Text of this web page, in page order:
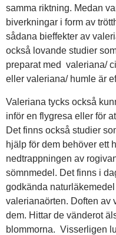
samma riktning. Medan
biverkningar i form av
sådana bieffekter av
också lovande studier
preparat med valeriana/
eller valeriana/ humle är
Valeriana tycks också
inför en flygresa eller för
Det finns också studier
hjälp för dem behöver ett
nedtrappningen av
sömnmedel. Det finns i
godkända
valerianaörten. Doften av
dem. Hittar de vänderot
blommorna. Visserligen